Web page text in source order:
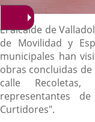
Descripción
El alcalde de
de Movilidad y
municipales han
obras concluidas
calle
representantes
Curtidores".